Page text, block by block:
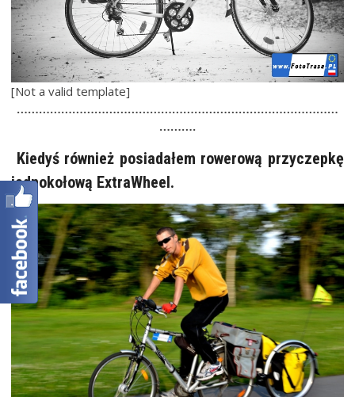
[Not a valid template]
……………………………………………………………………………
……….
Kiedyś również posiadałem rowerową przyczepkę
jednokołową ExtraWheel.